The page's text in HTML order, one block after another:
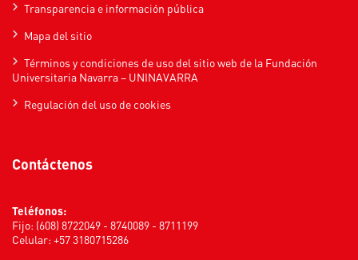
Transparencia e información pública
Mapa del sitio
Términos y condiciones de uso del sitio web de la Fundación
Universitaria Navarra – UNINAVARRA
Regulación del uso de cookies
Contáctenos
Teléfonos:
Fijo: (608) 8722049 - 8740089 - 8711199
Celular: +57 3180715286